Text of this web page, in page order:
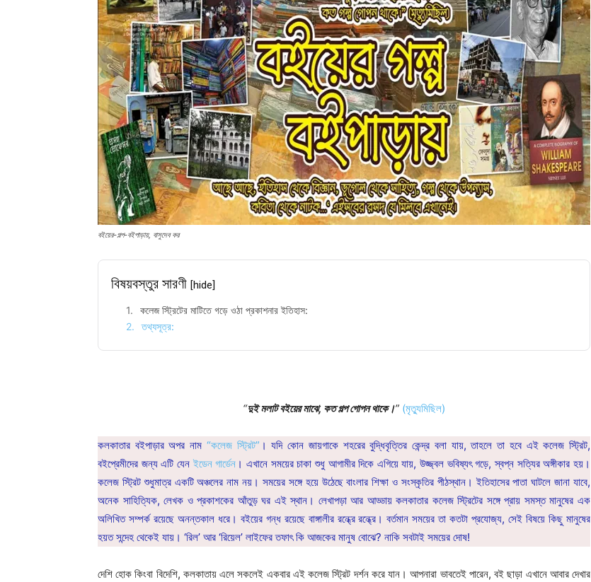
বইয়ের-গল্প-বইপাড়ায়, বাসুদেব কর
বিষয়বস্তুর সারণী [hide]
কলেজ স্ট্রিটের মাটিতে গড়ে ওঠা প্রকাশনার ইতিহাস:
তথ্যসূত্র:
“দুই মলাট বইয়ের মাঝে, কত গল্প গোপন থাকে।” (মৃত্যুমিছিল)
কলকাতার বইপাড়ার অপর নাম “কলেজ স্ট্রিট” । যদি কোন জায়গাকে শহরের বুদ্ধিবৃত্তির কেন্দ্র বলা যায়, তাহলে তা হবে এই কলেজ স্ট্রিট,
বইপ্রেমীদের জন্য এটি যেন ইডেন গার্ডেন । এখানে সময়ের চাকা শুধু আগামীর দিকে এগিয়ে যায়, উজ্জ্বল ভবিষ্যৎ গড়ে, স্বপ্ন সত্যির অঙ্গীকার হয়।
কলেজ স্ট্রিট শুধুমাত্র একটি অঞ্চলের নাম নয়। সময়ের সঙ্গে হয়ে উঠেছে বাংলার শিক্ষা ও সংস্কৃতির পীঠস্থান। ইতিহাসের পাতা ঘাটলে জানা যাবে,
অনেক সাহিত্যিক, লেখক ও প্রকাশকের আঁতুড় ঘর এই স্থান। লেখাপড়া আর আড্ডায় কলকাতার কলেজ স্ট্রিটের সঙ্গে প্রায় সমস্ত মানুষের এক
অলিখিত সম্পর্ক রয়েছে অনন্তকাল ধরে। বইয়ের গন্ধ রয়েছে বাঙ্গালীর রন্ধ্রে রন্ধ্রে। বর্তমান সময়ের তা কতটা প্রযোজ্য, সেই বিষয়ে কিছু মানুষের
হয়ত সন্দেহ থেকেই যায়। ‘রিল’ আর ‘রিয়েল’ লাইফের তফাৎ কি আজকের মানুষ বোঝে? নাকি সবটাই সময়ের দোষ!
দেশি হোক কিংবা বিদেশি, কলকাতায় এলে সকলেই একবার এই কলেজ স্ট্রিট দর্শন করে যান। আপনারা ভাবতেই পারেন, বই ছাড়া এখানে আবার দেখার